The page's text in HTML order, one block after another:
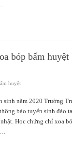
bóp bấm huyệt
huyệt
sinh năm 2020 Trường
báo tuyển sinh đào
Học chứng chỉ xoa
…